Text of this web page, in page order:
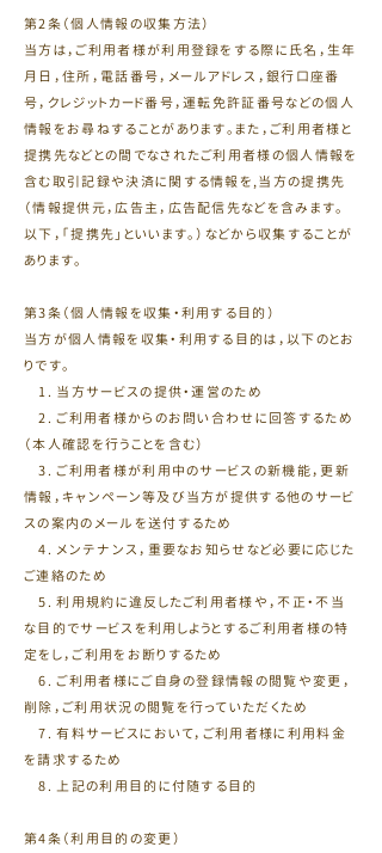
第2条（個人情報の収集方法）
当方は，ご利用者様が利用登録をする際に氏名，生年
月日，住所，電話番号，メールアドレス，銀行口座番
号，クレジットカード番号，運転免許証番号などの個人
情報をお尋ねすることがあります。また，ご利用者様と
提携先などとの間でなされたご利用者様の個人情報を
含む取引記録や決済に関する情報を,当方の提携先
（情報提供元，広告主，広告配信先などを含みます。
以下，｢提携先｣といいます。）などから収集することが
あります。
第3条（個人情報を収集・利用する目的）
当方が個人情報を収集・利用する目的は，以下のとお
りです。
1. 当方サービスの提供・運営のため
2. ご利用者様からのお問い合わせに回答するため
（本人確認を行うことを含む）
3. ご利用者様が利用中のサービスの新機能，更新
情報，キャンペーン等及び当方が提供する他のサービ
スの案内のメールを送付するため
4. メンテナンス，重要なお知らせなど必要に応じた
ご連絡のため
5. 利用規約に違反したご利用者様や，不正・不当
な目的でサービスを利用しようとするご利用者様の特
定をし，ご利用をお断りするため
6. ご利用者様にご自身の登録情報の閲覧や変更，
削除，ご利用状況の閲覧を行っていただくため
7. 有料サービスにおいて，ご利用者様に利用料金
を請求するため
8. 上記の利用目的に付随する目的
第4条（利用目的の変更）